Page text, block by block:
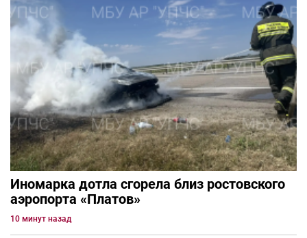
Иномарка дотла сгорела близ ростовского
аэропорта «Платов»
10 минут назад